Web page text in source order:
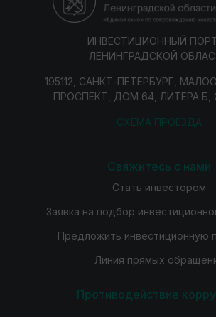
ИНВЕСТИЦИОННЫЙ
ЛЕНИНГРАДСКОЙ
195112, САНКТ-ПЕТЕРБУРГ,
ПРОСПЕКТ, ДОМ 64, ЛИТЕРА Б,
СХЕМА ПРОЕЗДА
Свяжитесь с нами
Стать инвестором
Заявка на подбор
Предложить инвестиционную
Линия прямых
Противодействие